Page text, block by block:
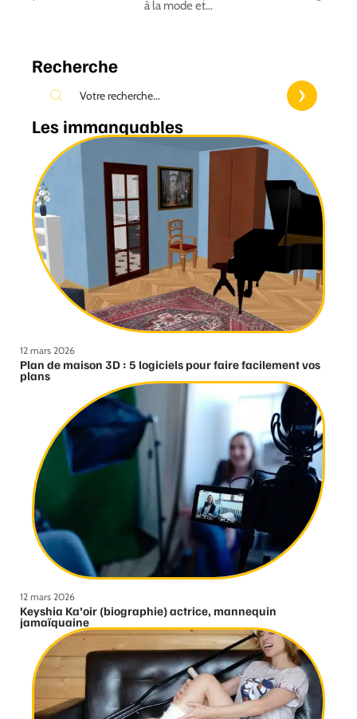
à la mode et…
Recherche
Les immanquables
12 mars 2026
Plan de maison 3D : 5 logiciels pour faire facilement vos
plans
12 mars 2026
Keyshia Ka’oir (biographie) actrice, mannequin
jamaïquaine